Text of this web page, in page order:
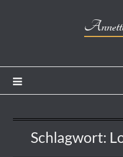
Schlagwort: